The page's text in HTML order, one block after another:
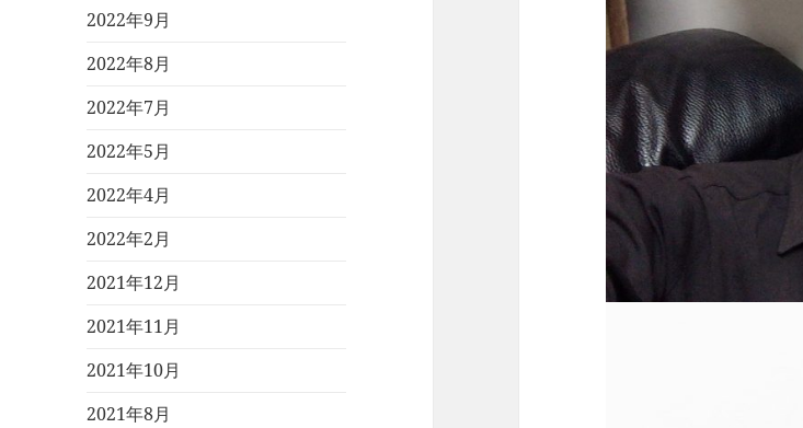
2022年9月
2022年8月
2022年7月
2022年5月
2022年4月
2022年2月
2021年12月
2021年11月
2021年10月
2021年8月